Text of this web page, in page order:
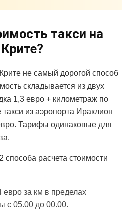
такси на
Крите?
не самый дорогой способ
складывается из двух
1,3 евро + километраж по
такси из аэропорта Ираклион
Тарифы одинаковые для
способа расчета стоимости
за км в пределах
с 05.00 до 00.00.